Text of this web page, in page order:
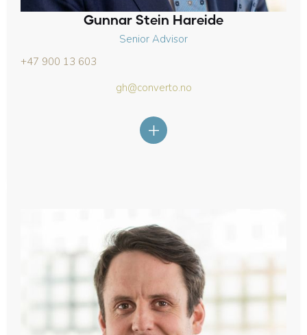
Gunnar Stein Hareide
Senior Advisor
+47 900 13 603
gh@converto.no